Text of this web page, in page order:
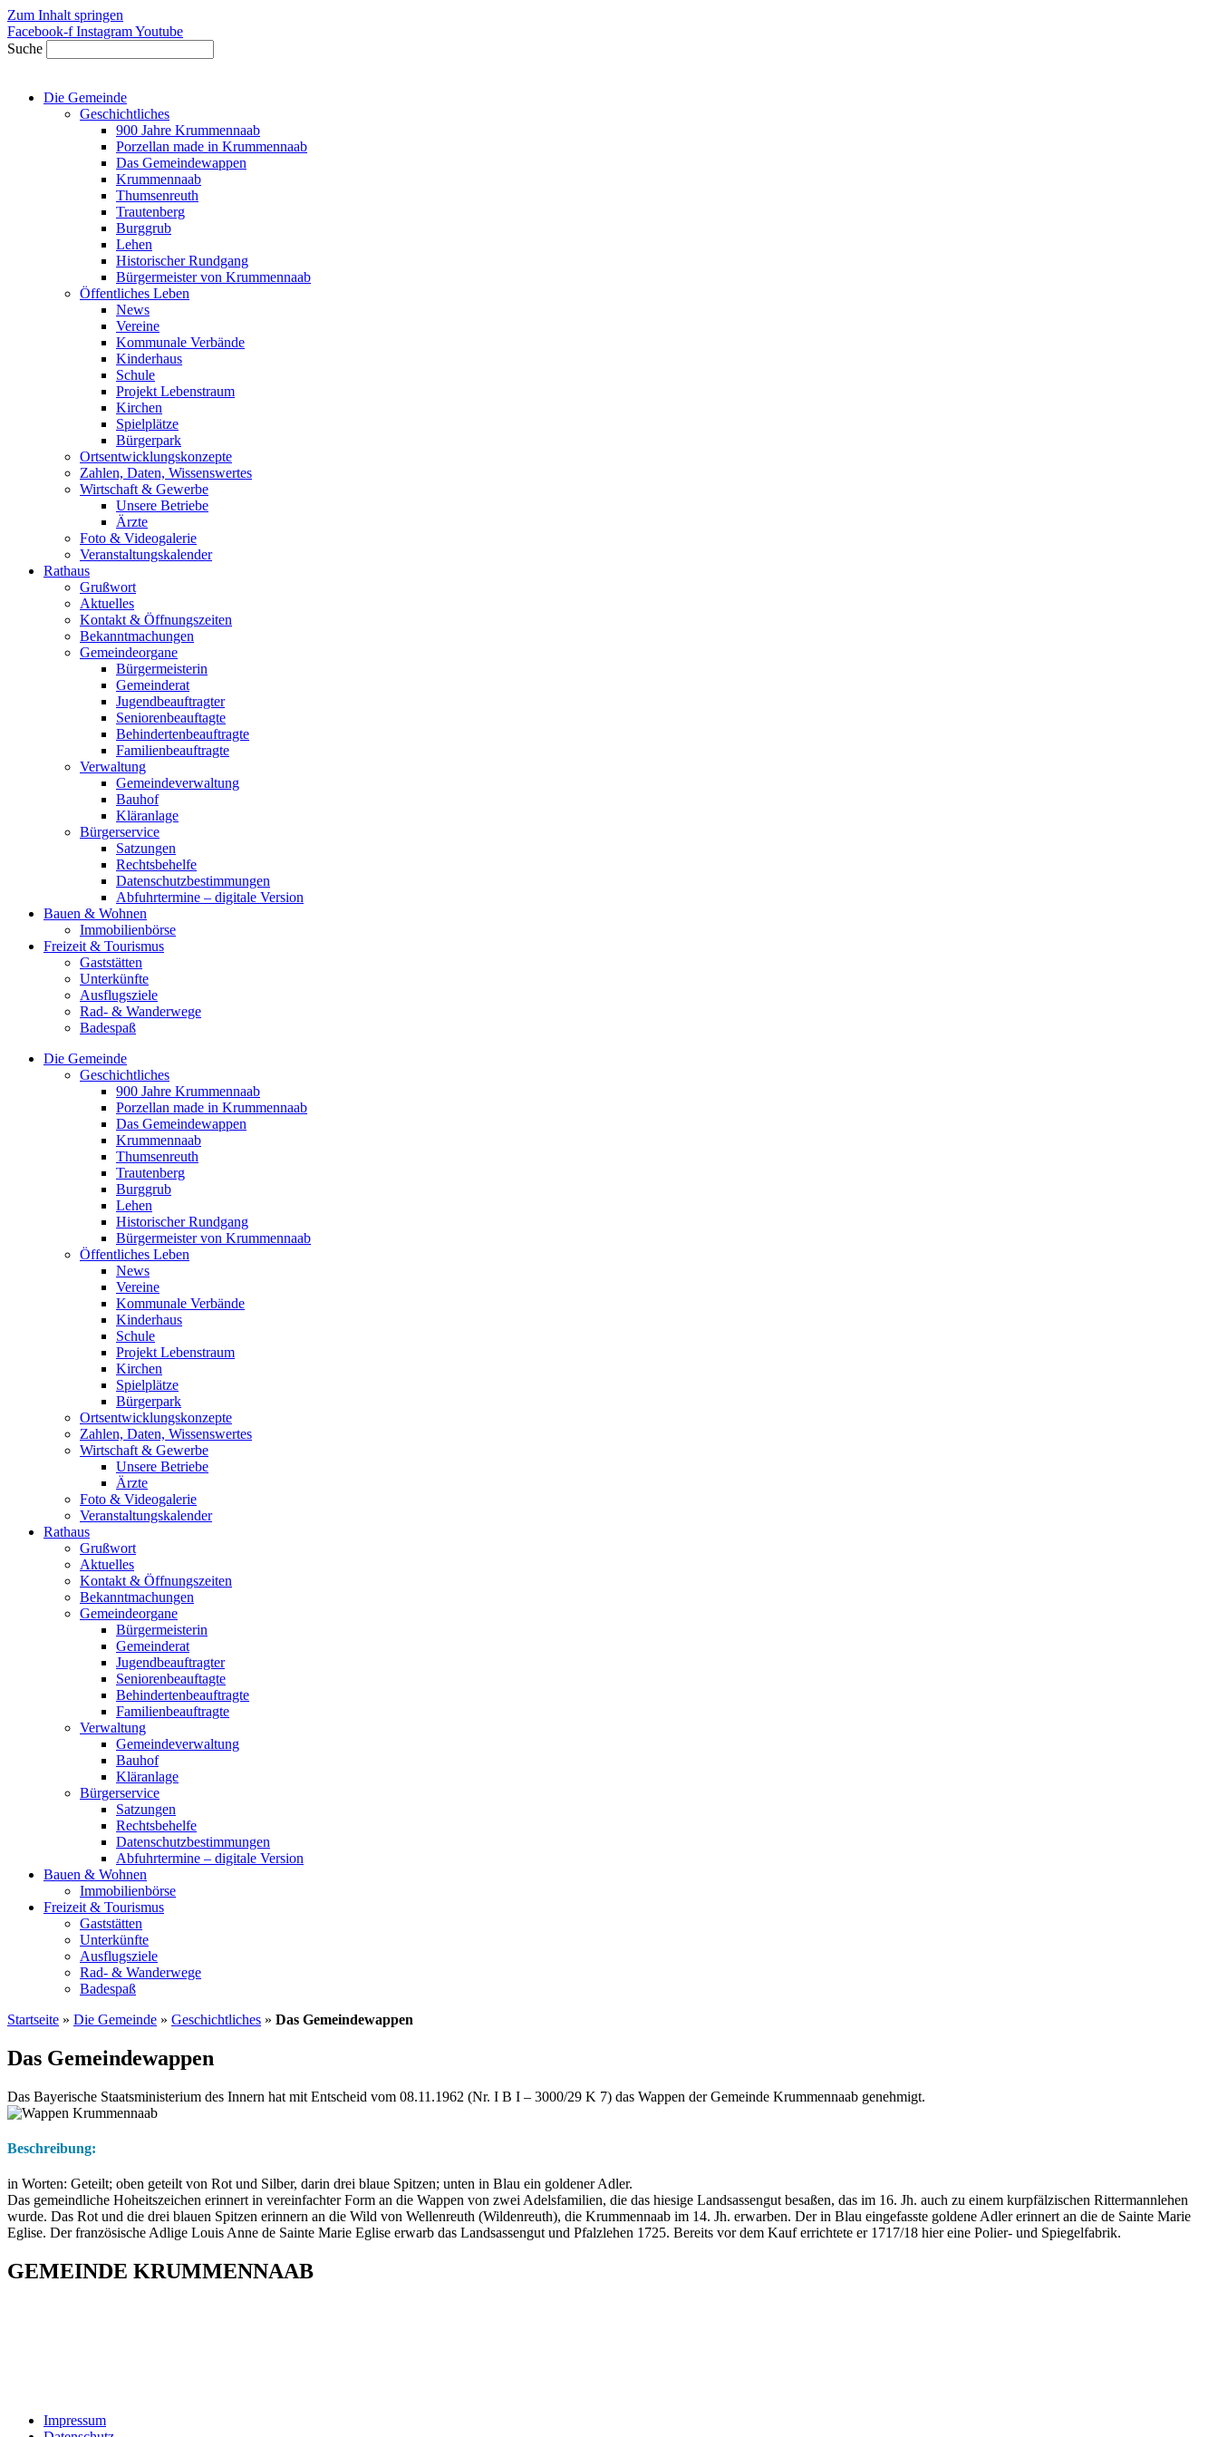
Zum Inhalt springen
Facebook-f InstagramYoutube
Suche
Die Gemeinde
Geschichtliches
900 Jahre Krummennaab
Porzellan made in Krummennaab
Das Gemeindewappen
Krummennaab
Thumsenreuth
Trautenberg
Burggrub
Lehen
Historischer Rundgang
Bürgermeister von Krummennaab
Öffentliches Leben
News
Vereine
Kommunale Verbände
Kinderhaus
Schule
Projekt Lebenstraum
Kirchen
Spielplätze
Bürgerpark
Ortsentwicklungskonzepte
Zahlen, Daten, Wissenswertes
Wirtschaft & Gewerbe
Unsere Betriebe
Ärzte
Foto & Videogalerie
Veranstaltungskalender
Rathaus
Grußwort
Aktuelles
Kontakt & Öffnungszeiten
Bekanntmachungen
Gemeindeorgane
Bürgermeisterin
Gemeinderat
Jugendbeauftragter
Seniorenbeauftagte
Behindertenbeauftragte
Familienbeauftragte
Verwaltung
Gemeindeverwaltung
Bauhof
Kläranlage
Bürgerservice
Satzungen
Rechtsbehelfe
Datenschutzbestimmungen
Abfuhrtermine – digitale Version
Bauen & Wohnen
Immobilienbörse
Freizeit & Tourismus
Gaststätten
Unterkünfte
Ausflugsziele
Rad- & Wanderwege
Badespaß
Die Gemeinde
Geschichtliches
900 Jahre Krummennaab
Porzellan made in Krummennaab
Das Gemeindewappen
Krummennaab
Thumsenreuth
Trautenberg
Burggrub
Lehen
Historischer Rundgang
Bürgermeister von Krummennaab
Öffentliches Leben
News
Vereine
Kommunale Verbände
Kinderhaus
Schule
Projekt Lebenstraum
Kirchen
Spielplätze
Bürgerpark
Ortsentwicklungskonzepte
Zahlen, Daten, Wissenswertes
Wirtschaft & Gewerbe
Unsere Betriebe
Ärzte
Foto & Videogalerie
Veranstaltungskalender
Rathaus
Grußwort
Aktuelles
Kontakt & Öffnungszeiten
Bekanntmachungen
Gemeindeorgane
Bürgermeisterin
Gemeinderat
Jugendbeauftragter
Seniorenbeauftagte
Behindertenbeauftragte
Familienbeauftragte
Verwaltung
Gemeindeverwaltung
Bauhof
Kläranlage
Bürgerservice
Satzungen
Rechtsbehelfe
Datenschutzbestimmungen
Abfuhrtermine – digitale Version
Bauen & Wohnen
Immobilienbörse
Freizeit & Tourismus
Gaststätten
Unterkünfte
Ausflugsziele
Rad- & Wanderwege
Badespaß
Startseite » Die Gemeinde » Geschichtliches » Das Gemeindewappen
Das Gemeindewappen
Das Bayerische Staatsministerium des Innern hat mit Entscheid vom 08.11.1962 (Nr. I B I – 3000/29 K 7) das Wappen der Gemeinde Krummennaab genehmigt.
Beschreibung:
in Worten: Geteilt; oben geteilt von Rot und Silber, darin drei blaue Spitzen; unten in Blau ein goldener Adler.
Das gemeindliche Hoheitszeichen erinnert in vereinfachter Form an die Wappen von zwei Adelsfamilien, die das hiesige Landsassengut besaßen, das im 16. Jh. auch zu einem kurpfälzischen Rittermannlehen
wurde. Das Rot und die drei blauen Spitzen erinnern an die Wild von Wellenreuth (Wildenreuth), die Krummennaab im 14. Jh. erwarben. Der in Blau eingefasste goldene Adler erinnert an die de Sainte Marie
Eglise. Der französische Adlige Louis Anne de Sainte Marie Eglise erwarb das Landsassengut und Pfalzlehen 1725. Bereits vor dem Kauf errichtete er 1717/18 hier eine Polier- und Spiegelfabrik.
GEMEINDE KRUMMENNAAB
Impressum